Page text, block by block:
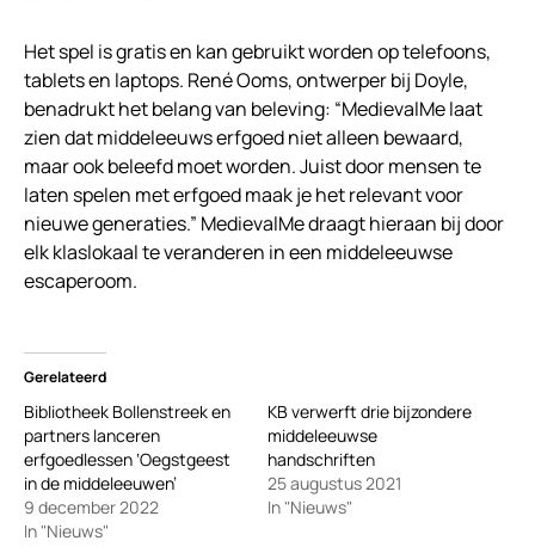
Het spel is gratis en kan gebruikt worden op telefoons,
tablets en laptops. René Ooms, ontwerper bij Doyle,
benadrukt het belang van beleving: “MedievalMe laat
zien dat middeleeuws erfgoed niet alleen bewaard,
maar ook beleefd moet worden. Juist door mensen te
laten spelen met erfgoed maak je het relevant voor
nieuwe generaties.” MedievalMe draagt hieraan bij door
elk klaslokaal te veranderen in een middeleeuwse
escaperoom.
Gerelateerd
Bibliotheek Bollenstreek en
partners lanceren
erfgoedlessen ‘Oegstgeest
in de middeleeuwen’
9 december 2022
In "Nieuws"
KB verwerft drie bijzondere
middeleeuwse
handschriften
25 augustus 2021
In "Nieuws"